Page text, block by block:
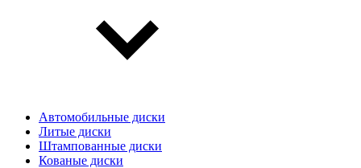
Автомобильные диски
Литые диски
Штампованные диски
Кованые диски